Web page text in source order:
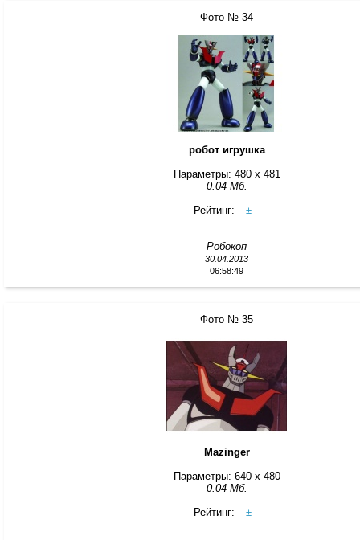
Фото № 34
робот игрушка
Параметры: 480 x 481
0.04 Мб.
Рейтинг:
±
Робокоп
30.04.2013
06:58:49
Фото № 35
Mazinger
Параметры: 640 x 480
0.04 Мб.
Рейтинг:
±